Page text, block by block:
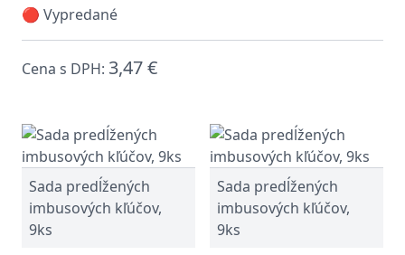
🔴 Vypredané
Cena s DPH: 3,47 €
Sada predĺžených
imbusových kľúčov,
9ks
Sada predĺžených
imbusových kľúčov,
9ks